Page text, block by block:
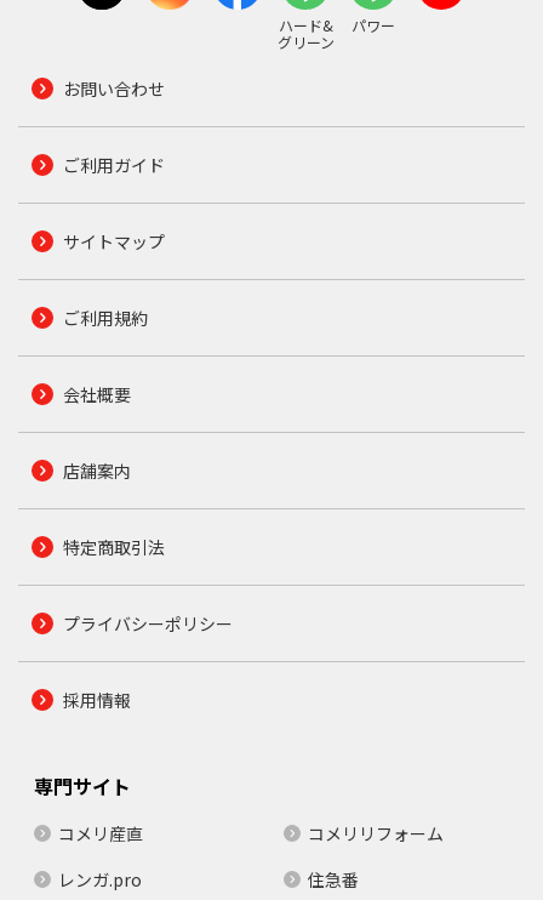
ハード&
グリーン
パワー
お問い合わせ
ご利用ガイド
サイトマップ
ご利用規約
会社概要
店舗案内
特定商取引法
プライバシーポリシー
採用情報
専門サイト
コメリ産直
コメリリフォーム
レンガ.pro
住急番